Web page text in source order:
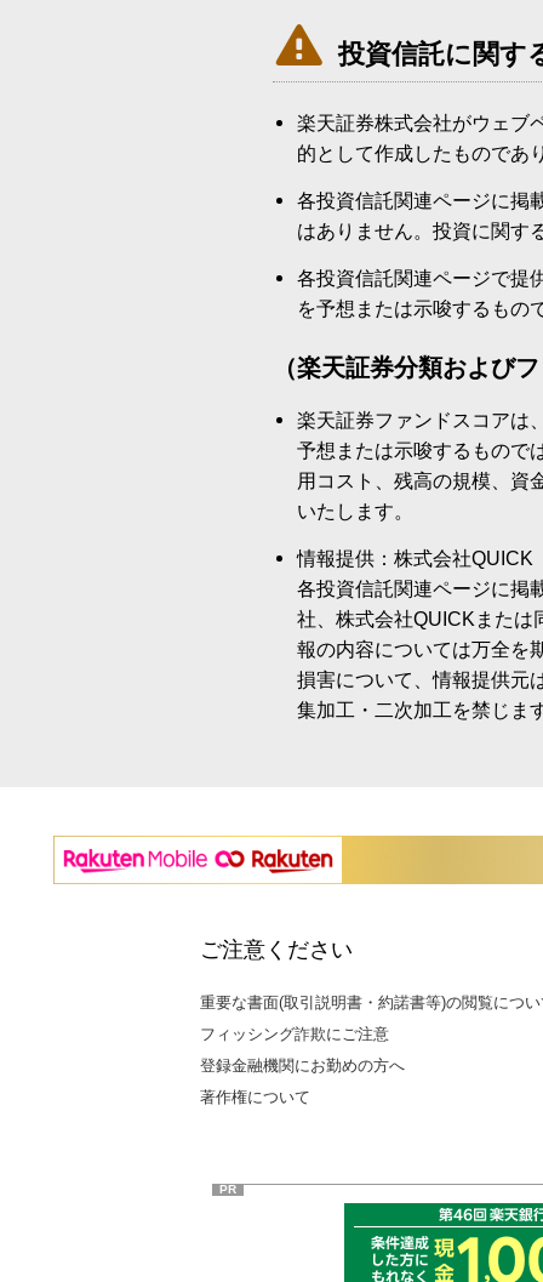
 投資信託に関す
楽天証券株式会社がウェブ
的として作成したものであ
各投資信託関連ページに掲
はありません。投資に関す
各投資信託関連ページで提
を予想または示唆するもの
（楽天証券分類および
楽天証券ファンドスコアは
予想または示唆するもので
用コスト、残高の規模、資
いたします。
情報提供：株式会社QUICK
各投資信託関連ページに掲
社、株式会社QUICKまたは
報の内容については万全を
損害について、情報提供元
集加工・二次加工を禁じま
ご注意ください
重要な書面(取引説明書・約諾書等)の閲覧につ
フィッシング詐欺にご注意
登録金融機関にお勤めの方へ
著作権について
PR